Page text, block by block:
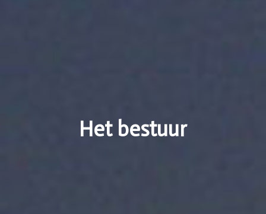
Het bestuur